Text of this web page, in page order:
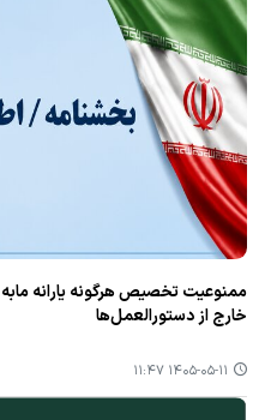
ممنوعیت تخصیص هرگونه یارانه
خارج از دستورالعمل‌ها
۱۴۰۵-۰۵-۱۱ ۱۱:۴۷